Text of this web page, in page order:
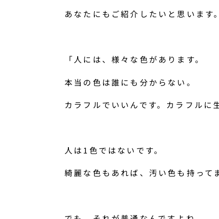
あなたにもご紹介したいと思います。
「人には、様々な色があります。
本当の色は誰にも分からない。
カラフルでいいんです。カラフルに
人は1色ではないです。
綺麗な色もあれば、汚い色も持って